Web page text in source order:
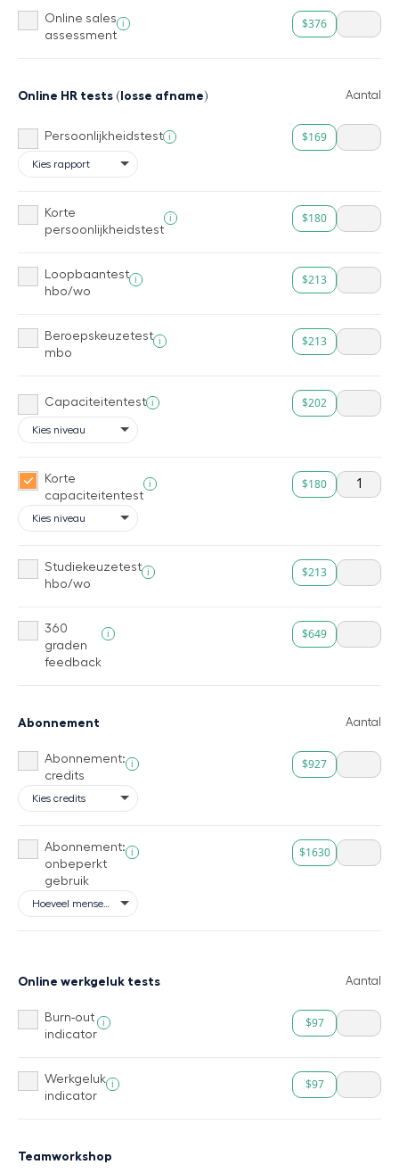
Online sales
assessment
i $376
Online HR tests (losse afname) Aantal
Persoonlijkheidstest i $169
Korte
persoonlijkheidstest
i $180
Loopbaantest
hbo/wo
i $213
Beroepskeuzetest
mbo
i $213
Capaciteitentest i $202
Korte
capaciteitentest
i $180
Studiekeuzetest
hbo/wo
i $213
360
graden
feedback
i $649
Abonnement Aantal
Abonnement:
credits
i $927
Abonnement:
onbeperkt
gebruik
i $1630
Online werkgeluk tests Aantal
Burn-out
indicator
i $97
Werkgeluk
indicator
i $97
Teamworkshop